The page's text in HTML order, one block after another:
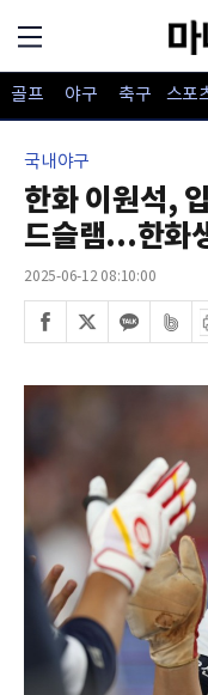
골프 야구 축구 스포
국내야구
한화 이원석,
드슬램...한화
2025-06-12 08:10:00